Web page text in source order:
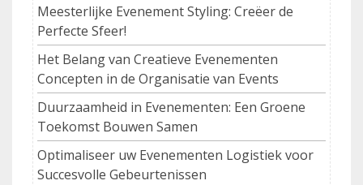
Meesterlijke Evenement Styling: Creëer de
Perfecte Sfeer!
Het Belang van Creatieve Evenementen
Concepten in de Organisatie van Events
Duurzaamheid in Evenementen: Een Groene
Toekomst Bouwen Samen
Optimaliseer uw Evenementen Logistiek voor
Succesvolle Gebeurtenissen